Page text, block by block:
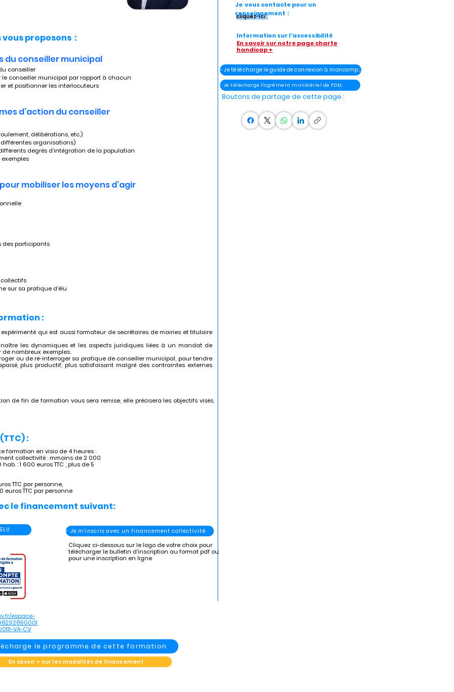
proposons :
conseiller municipal
conseiller
le conseiller municipal par rapport à chacun
et positionner les interlocuteurs
d’action du conseiller
délibérations, etc.)
différentes organisations)
degrés d’intégration de la population
exemples
mobiliser les moyens d’agir
des participants
collectifs
sur sa pratique d’élu
:
qui est aussi formateur de secrétaires de mairies et titulaire
les dynamiques et les aspects juridiques liées à un mandat de
nombreux exemples.
ou de ré-interroger sa pratique de conseiller municipal, pour tendre
plus productif, plus satisfaisant malgré des contraintes externes
de fin de formation vous sera remise, elle précisera les objectifs visés,
:
formation en visio de 4 heures :
collectivité : mmoins de 2 000
: 1 600 euros TTC , plus de 5
TTC par personne,
TTC par personne
le financement suivant:
- Je m'inscris avec un financement collectivité
espace-
VA-CV
Cliquez ci-dessous sur le logo de votre choix pour
télécharger le bulletin d'inscription au format pdf ou
pour une inscription en ligne
le programme de cette formation
En savoir + sur les modalités de financement
cliquez-ici
Je vous contacte pour un
renseignement :
Information sur l'accessibilité
En savoir sur notre page charte
handicap +
- Je télécharge le guide de connexion à moncompteélu
- Je télécharge l'agrément ministériel de FDEL
Boutons de partage de cette page :